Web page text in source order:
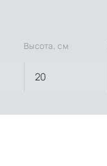
Высота, см
20